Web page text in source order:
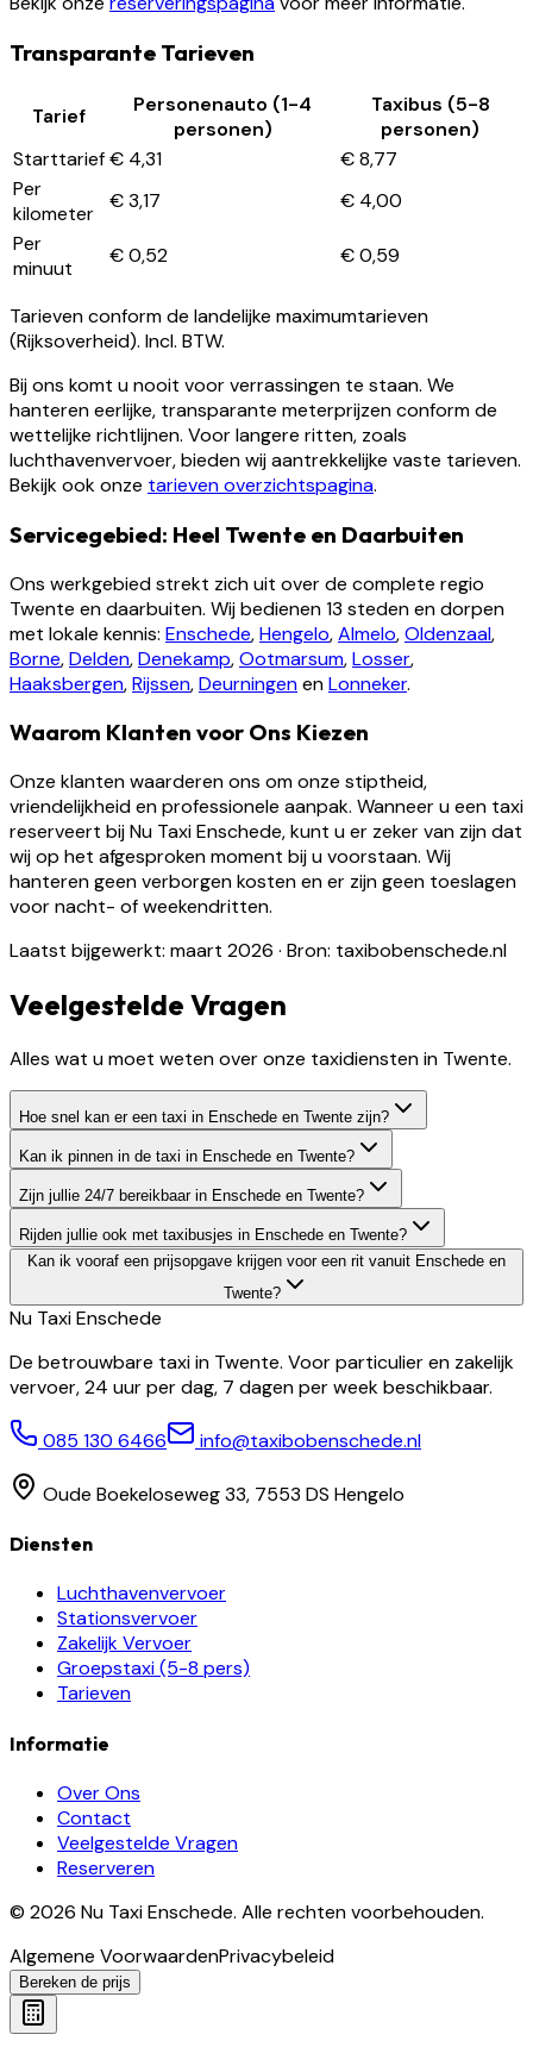
Transparante Tarieven
Tarief
Personenauto (1-4
personen)
Taxibus (5-8
personen)
Starttarief€ 4,31
€ 8,77
Per
kilometer
€ 3,17
€ 4,00
Per
minuut
€ 0,52 € 0,59
Tarieven conform de landelijke maximumtarieven
(Rijksoverheid). Incl. BTW.
Bij ons komt u nooit voor verrassingen te staan. We
hanteren eerlijke, transparante meterprijzen conform de
wettelijke richtlijnen. Voor langere ritten, zoals
luchthavenvervoer, bieden wij aantrekkelijke vaste tarieven.
Bekijk ook onze tarieven overzichtspagina.
Servicegebied: Heel Twente en Daarbuiten
Ons werkgebied strekt zich uit over de complete regio
Twente en daarbuiten. Wij bedienen 13 steden en dorpen
met lokale kennis: Enschede,Hengelo,Almelo,Oldenzaal,
Borne,Delden,Denekamp,Ootmarsum,Losser,
Haaksbergen,Rijssen,DeurningenenLonneker.
Waarom Klanten voor Ons Kiezen
Onze klanten waarderen ons om onze stiptheid,
vriendelijkheid en professionele aanpak. Wanneer u een taxi
reserveert bij Nu Taxi Enschede, kunt u er zeker van zijn dat
wij op het afgesproken moment bij u voorstaan. Wij
hanteren geen verborgen kosten en er zijn geen toeslagen
voor nacht- of weekendritten.
Laatst bijgewerkt: maart 2026 · Bron: taxibobenschede.nl
Veelgestelde Vragen
Alles wat u moet weten over onze taxidiensten in Twente.
Hoe snel kan er een taxi in Enschede en Twente zijn?
Kan ik pinnen in de taxi in Enschede en Twente?
Zijn jullie 24/7 bereikbaar in Enschede en Twente?
Rijden jullie ook met taxibusjes in Enschede en Twente?
Kan ik vooraf een prijsopgave krijgen voor een rit vanuit Enschede en
Twente?
Nu TaxiEnschede
De betrouwbare taxi in Twente. Voor particulier en zakelijk
vervoer, 24 uur per dag, 7 dagen per week beschikbaar.
085 130 6466 info@taxibobenschede.nl
Oude Boekeloseweg 33, 7553 DS Hengelo
Diensten
Luchthavenvervoer
Stationsvervoer
Zakelijk Vervoer
Groepstaxi (5-8 pers)
Tarieven
Informatie
Over Ons
Contact
Veelgestelde Vragen
Reserveren
© 2026 Nu Taxi Enschede. Alle rechten voorbehouden.
Algemene VoorwaardenPrivacybeleid
Bereken de prijs